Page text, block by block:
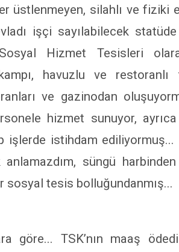
üstlenmeyen, silahlı ve fiziki
işçi sayılabilecek
Sosyal Hizmet Tesisleri
havuzlu ve
ve gazinodan
hizmet sunuyor,
işlerde istihdam
anlamazdım, süngü
sosyal tesis bolluğundanmış...
göre... TSK’nın maaş